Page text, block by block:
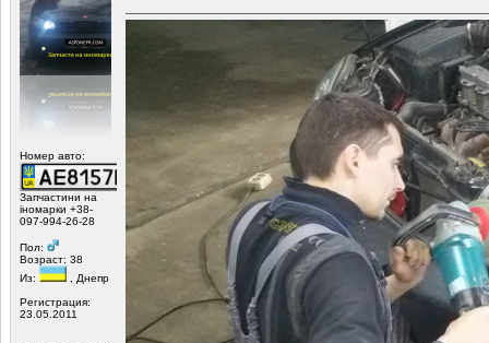
Номер авто:
Запчастини на
іномарки +38-
097-994-26-28
Пол:
Возраст: 38
Из:
, Днепр
Регистрация:
23.05.2011